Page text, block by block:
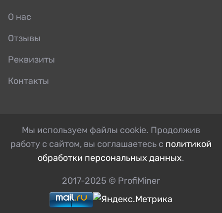
О нас
Отзывы
Реквизиты
Контакты
Мы используем файлы cookie. Продолжив
работу с сайтом, вы соглашаетесь с политикой
обработки персональных данных.
2017-2025 © ProfiMiner